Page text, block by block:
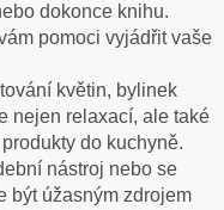
dokonce knihu.
pomoci vyjádřit vaše
květin, bylinek
nejen relaxací, ale také
do kuchyně.
nástroj nebo se
být úžasným zdrojem